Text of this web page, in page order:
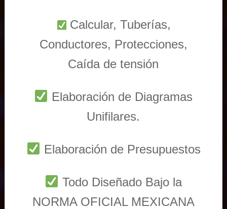
Calcular, Tuberías,
Conductores, Protecciones,
Caída de tensión
Elaboración de Diagramas
Unifilares.
Elaboración de Presupuestos
Todo Diseñado Bajo la
NORMA OFICIAL MEXICANA